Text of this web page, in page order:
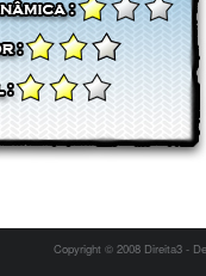
Copyright © 2008 Direita3 -